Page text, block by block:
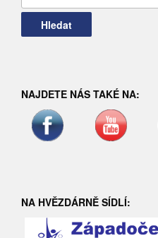
NAJDETE NÁS TAKÉ NA:
NA HVĚZDÁRNĚ SÍDLÍ: